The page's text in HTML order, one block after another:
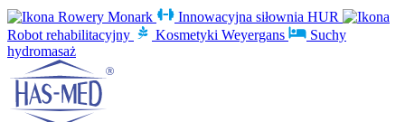
Rowery Monark
Innowacyjna siłownia HUR
Robot rehabilitacyjny
Kosmetyki Weyergans
Suchy
hydromasaż